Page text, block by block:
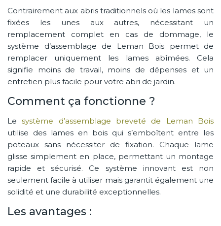
Contrairement aux abris traditionnels où les lames sont
fixées les unes aux autres, nécessitant un
remplacement complet en cas de dommage, le
système d’assemblage de Leman Bois permet de
remplacer uniquement les lames abîmées. Cela
signifie moins de travail, moins de dépenses et un
entretien plus facile pour votre abri de jardin.
Comment ça fonctionne ?
Lesystème d’assemblage breveté de Leman Bois
utilise des lames en bois qui s’emboîtent entre les
poteaux sans nécessiter de fixation. Chaque lame
glisse simplement en place, permettant un montage
rapide et sécurisé. Ce système innovant est non
seulement facile à utiliser mais garantit également une
solidité et une durabilité exceptionnelles.
Les avantages :